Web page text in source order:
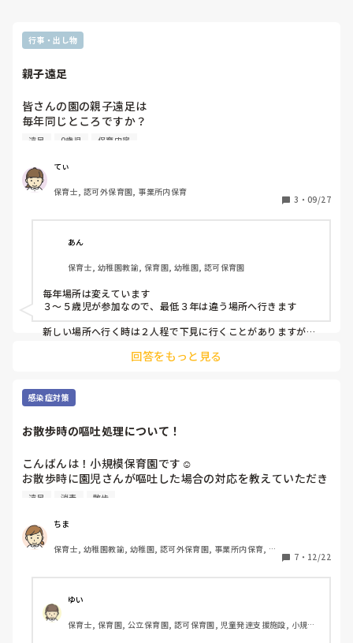
行事・出し物
親子遠足
皆さんの園の親子遠足は
毎年同じところですか？
うちは担当者が毎年考えているので違います💦
また、遠足の下見は行っていますか？
行っている方は誰が行きますか？？
遠足 0歳児 保育内容
てぃ
保育士, 認可外保育園, 事業所内保育
3 ・ 09/27
あん
保育士, 幼稚園教諭, 保育園, 幼稚園, 認可保育園
毎年場所は変えています
３〜５歳児が参加なので、最低３年は違う場所へ行きます
新しい場所へ行く時は２人程で下見に行くことがありますが、
下見は３〜５歳児担任で行ける人‥シフトや予定を考慮してい
旅行会社さんを通しているので、場所やスケジュールはほとん
どお任せです😅
６か所くらいをローテーションしています
回答をもっと見る
感染症対策
お散歩時の嘔吐処理について！
こんばんは！小規模保育園です☺️
お散歩時に園児さんが嘔吐した場合の対応を教えていただき
たいです！また、お散歩リュックにお散歩時用の嘔吐処理セ
イズで何を持っているか教えていただけると嬉しいです✨️よ
ろしくお願いいたします😊
遠足 消毒 散歩
ちま
保育士, 幼稚園教諭, 幼稚園, 認可外保育園, 事業所内保育, 託
7 ・ 12/22
ゆい
保育士, 保育園, 公立保育園, 認可保育園, 児童発達支援施設, 小規模